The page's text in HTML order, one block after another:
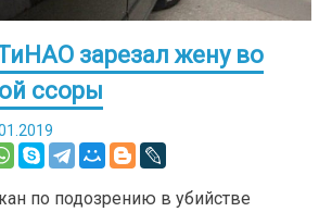
зарезал жену во
ссоры
по подозрению в убийстве